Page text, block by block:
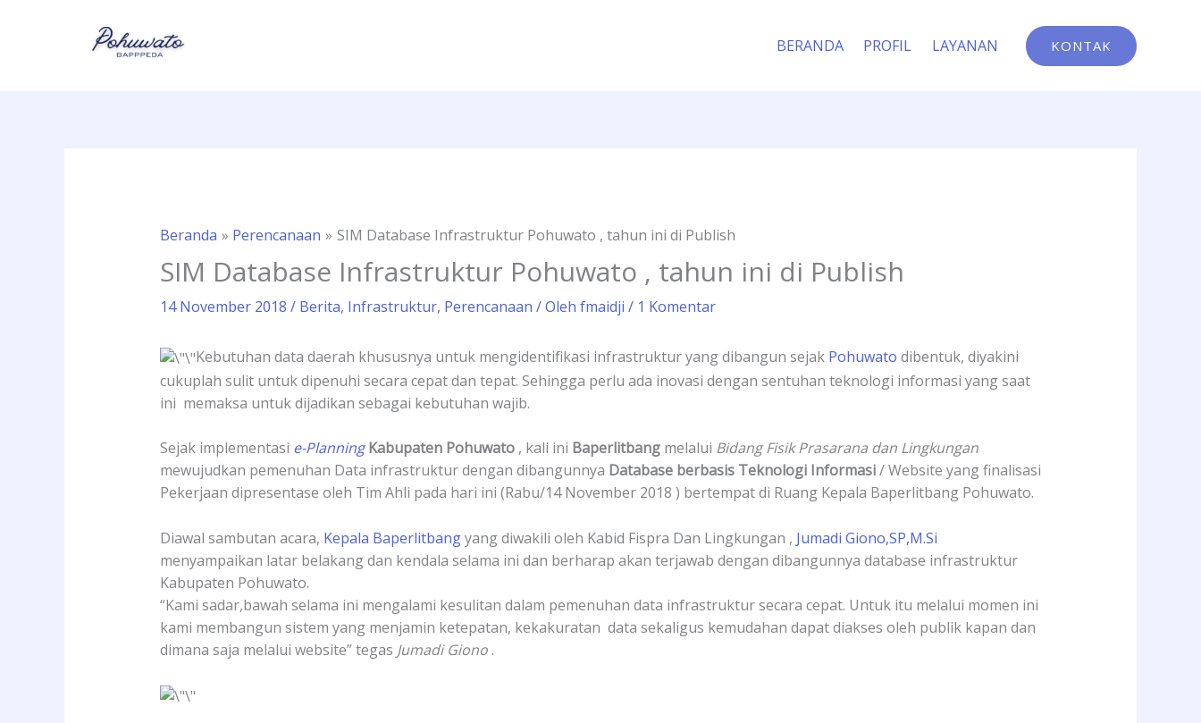
BERANDA PROFIL LAYANAN KONTAK
Beranda Perencanaan SIM Database Infrastruktur Pohuwato , tahun ini di Publish
SIM Database Infrastruktur Pohuwato , tahun ini di Publish
14 November 2018 / Berita, Infrastruktur, Perencanaan / Oleh fmaidji / 1 Komentar
Kebutuhan data daerah khususnya untuk mengidentifikasi infrastruktur yang dibangun sejak Pohuwato dibentuk, diyakini
cukuplah sulit untuk dipenuhi secara cepat dan tepat. Sehingga perlu ada inovasi dengan sentuhan teknologi informasi yang saat
ini memaksa untuk dijadikan sebagai kebutuhan wajib.
Sejak implementasi e-Planning Kabupaten Pohuwato , kali ini Baperlitbangmelalui Bidang Fisik Prasarana dan Lingkungan
mewujudkan pemenuhan Data infrastruktur dengan dibangunnya Database berbasis Teknologi Informasi/ Website yang finalisasi
Pekerjaan dipresentase oleh Tim Ahli pada hari ini (Rabu/14 November 2018 ) bertempat di Ruang Kepala Baperlitbang Pohuwato.
Diawal sambutan acara, Kepala Baperlitbangyang diwakili oleh Kabid Fispra Dan Lingkungan , Jumadi Giono,SP,M.Si
menyampaikan latar belakang dan kendala selama ini dan berharap akan terjawab dengan dibangunnya database infrastruktur
Kabupaten Pohuwato.
“Kami sadar,bawah selama ini mengalami kesulitan dalam pemenuhan data infrastruktur secara cepat. Untuk itu melalui momen ini
kami membangun sistem yang menjamin ketepatan, kekakuratan data sekaligus kemudahan dapat diakses oleh publik kapan dan
dimana saja melalui website” tegas Jumadi Giono.